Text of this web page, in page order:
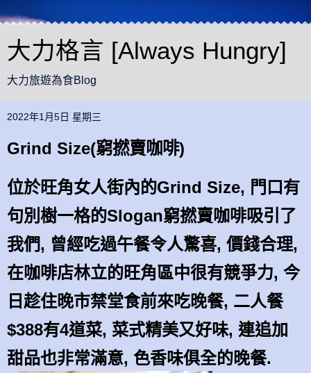
大力格言 [Always Hungry]
大力旅遊為食Blog
2022年1月5日 星期三
Grind Size(窮撚賣咖啡)
位於旺角女人街內的Grind Size, 門口有
句別樹一格的Slogan窮撚賣咖啡吸引了
我們, 曾經吃過午餐令人驚喜, 價錢合理,
在咖啡店林立的旺角區中很有競爭力, 今
日趁住晚市禁堂食前來吃晚餐, 二人餐
$388有4道菜, 菜式精美又好味, 連追加
甜品也非常滿意, 色香味俱全的晚餐.